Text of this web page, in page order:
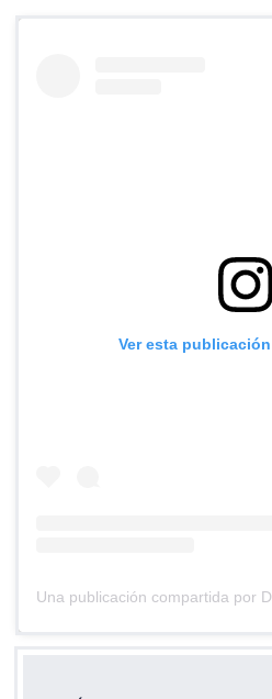
Ver esta